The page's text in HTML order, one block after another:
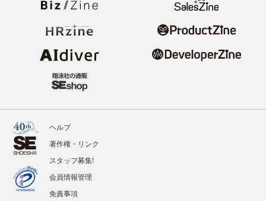
ヘルプ
著作権・リンク
スタッフ募集!
会員情報管理
免責事項